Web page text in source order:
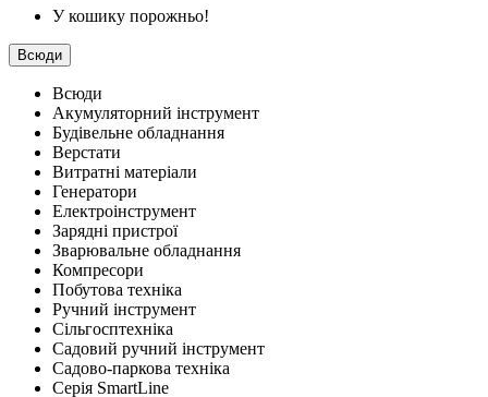
У кошику порожньо!
Всюди
Всюди
Акумуляторний інструмент
Будівельне обладнання
Верстати
Витратні матеріали
Генератори
Електроінструмент
Зарядні пристрої
Зварювальне обладнання
Компресори
Побутова техніка
Ручний інструмент
Сільгосптехніка
Садовий ручний інструмент
Садово-паркова техніка
Серія SmartLine